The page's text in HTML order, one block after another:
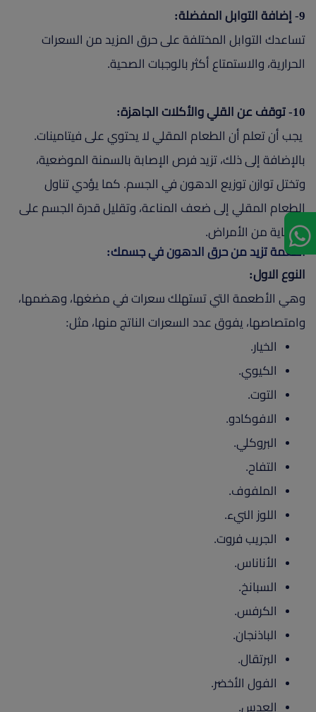
9- إضافة التوابل المفضلة:
تساعدك التوابل المختلفة على حرق المزيد من السعرات
الحرارية، والاستمتاع أكثر بالوجبات الصحية.
10- توقف عن القلي والأكلات الجاهزة:
يجب أن تعلم أن الطعام المقلي لا يحتوي على فيتامينات.
بالإضافة إلى ذلك، تزيد فرص الإصابة بالسمنة الموضعية،
وتختل توازن توزيع الدهون في الجسم. كما يؤدي تناول
الطعام المقلي إلى ضعف المناعة، وتقليل قدرة الجسم على
الوقاية من الأمراض.
اطعمة تزيد من حرق الدهون في جسمك:
النوع الاول:
وهي الأطعمة التي تستهلك سعرات في مضغها، وهضمها،
وامتصاصها، يفوق عدد السعرات الناتج منها، مثل:
الخيار.
الكيوي.
التوت.
الافوكادو.
البروكلي.
التفاح.
الملفوف.
اللوز النيء.
الجريب فروت.
الأناناس.
السبانخ.
الكرفس.
الباذنجان.
البرتقال.
الفول الأخضر.
العدس.